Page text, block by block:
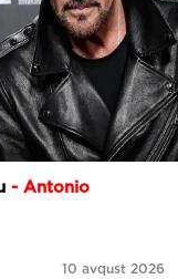
- Antonio
10 avqust 2026